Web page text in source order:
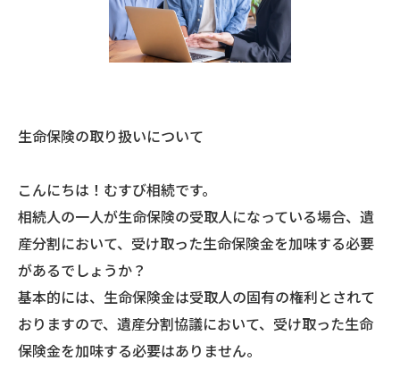
生命保険の取り扱いについて
こんにちは！むすび相続です。
相続人の一人が生命保険の受取人になっている場合、遺
産分割において、受け取った生命保険金を加味する必要
があるでしょうか？
基本的には、生命保険金は受取人の固有の権利とされて
おりますので、遺産分割協議において、受け取った生命
保険金を加味する必要はありません。